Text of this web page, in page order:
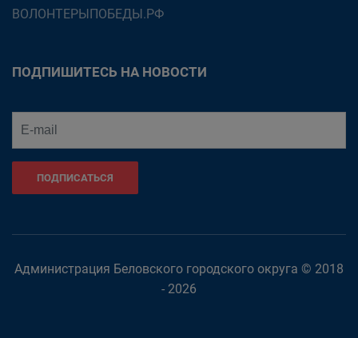
ВОЛОНТЕРЫПОБЕДЫ.РФ
ПОДПИШИТЕСЬ НА НОВОСТИ
ПОДПИСАТЬСЯ
Администрация Беловского городского округа © 2018
- 2026